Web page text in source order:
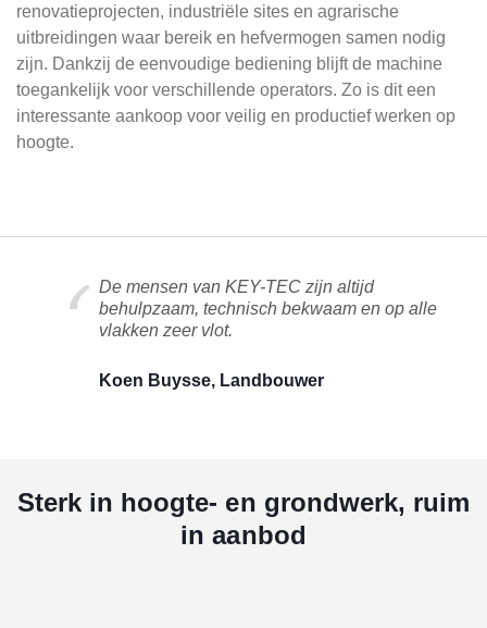
renovatieprojecten, industriële sites en agrarische
uitbreidingen waar bereik en hefvermogen samen nodig
zijn. Dankzij de eenvoudige bediening blijft de machine
toegankelijk voor verschillende operators. Zo is dit een
interessante aankoop voor veilig en productief werken op
hoogte.
De mensen van KEY-TEC zijn altijd
behulpzaam, technisch bekwaam en op alle
vlakken zeer vlot.
Koen Buysse, Landbouwer
Sterk in hoogte- en grondwerk, ruim
in aanbod